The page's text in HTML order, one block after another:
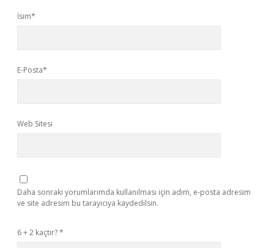
İsim*
E-Posta*
Web Sitesi
Daha sonraki yorumlarımda kullanılması için adım, e-posta adresim
ve site adresim bu tarayıcıya kaydedilsin.
6 + 2 kaçtır?*